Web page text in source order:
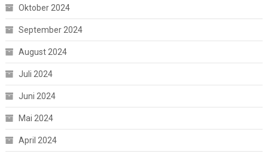
Oktober 2024
September 2024
August 2024
Juli 2024
Juni 2024
Mai 2024
April 2024